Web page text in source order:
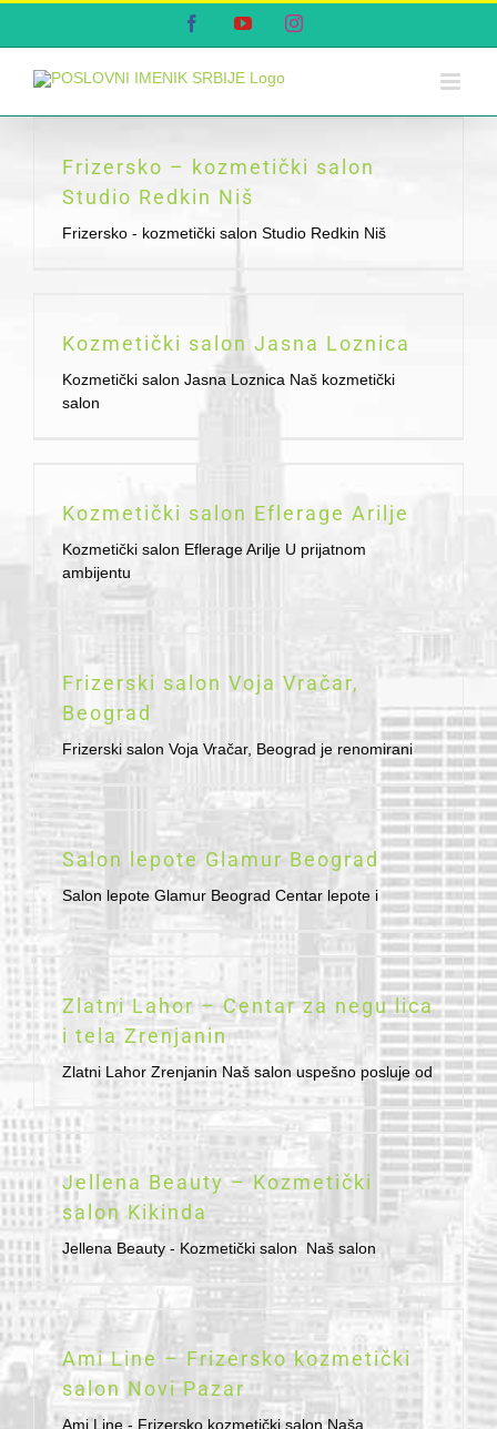
FacebookYouTubeInstagram
Frizersko – kozmetički salon
Studio Redkin Niš
Frizersko - kozmetički salon Studio Redkin Niš
Kozmetički salon Jasna Loznica
Kozmetički salon Jasna Loznica Naš kozmetički
salon
Kozmetički salon Eflerage Arilje
Kozmetički salon Eflerage Arilje U prijatnom
ambijentu
Frizerski salon Voja Vračar,
Beograd
Frizerski salon Voja Vračar, Beograd je renomirani
Salon lepote Glamur Beograd
Salon lepote Glamur Beograd Centar lepote i
Zlatni Lahor – Centar za negu lica
i tela Zrenjanin
Zlatni Lahor Zrenjanin Naš salon uspešno posluje od
Jellena Beauty – Kozmetički
salon Kikinda
Jellena Beauty - Kozmetički salon Naš salon
Ami Line – Frizersko kozmetički
salon Novi Pazar
Ami Line - Frizersko kozmetički salon Naša